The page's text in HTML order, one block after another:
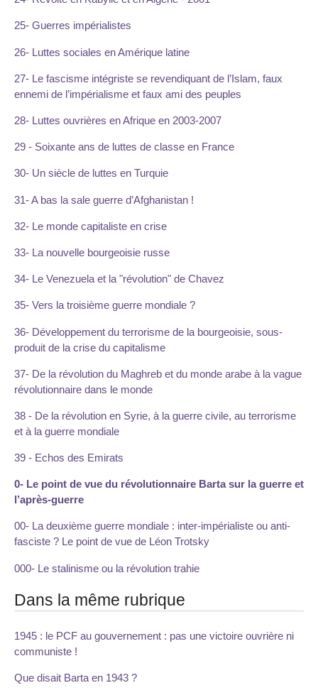
25- Guerres impérialistes
26- Luttes sociales en Amérique latine
27- Le fascisme intégriste se revendiquant de l’Islam, faux
ennemi de l’impérialisme et faux ami des peuples
28- Luttes ouvrières en Afrique en 2003-2007
29 - Soixante ans de luttes de classe en France
30- Un siècle de luttes en Turquie
31- A bas la sale guerre d’Afghanistan !
32- Le monde capitaliste en crise
33- La nouvelle bourgeoisie russe
34- Le Venezuela et la "révolution" de Chavez
35- Vers la troisième guerre mondiale ?
36- Développement du terrorisme de la bourgeoisie, sous-
produit de la crise du capitalisme
37- De la révolution du Maghreb et du monde arabe à la vague
révolutionnaire dans le monde
38 - De la révolution en Syrie, à la guerre civile, au terrorisme
et à la guerre mondiale
39 - Echos des Emirats
0- Le point de vue du révolutionnaire Barta sur la guerre et
l’après-guerre
00- La deuxième guerre mondiale : inter-impérialiste ou anti-
fasciste ? Le point de vue de Léon Trotsky
000- Le stalinisme ou la révolution trahie
Dans la même rubrique
1945 : le PCF au gouvernement : pas une victoire ouvrière ni
communiste !
Que disait Barta en 1943 ?